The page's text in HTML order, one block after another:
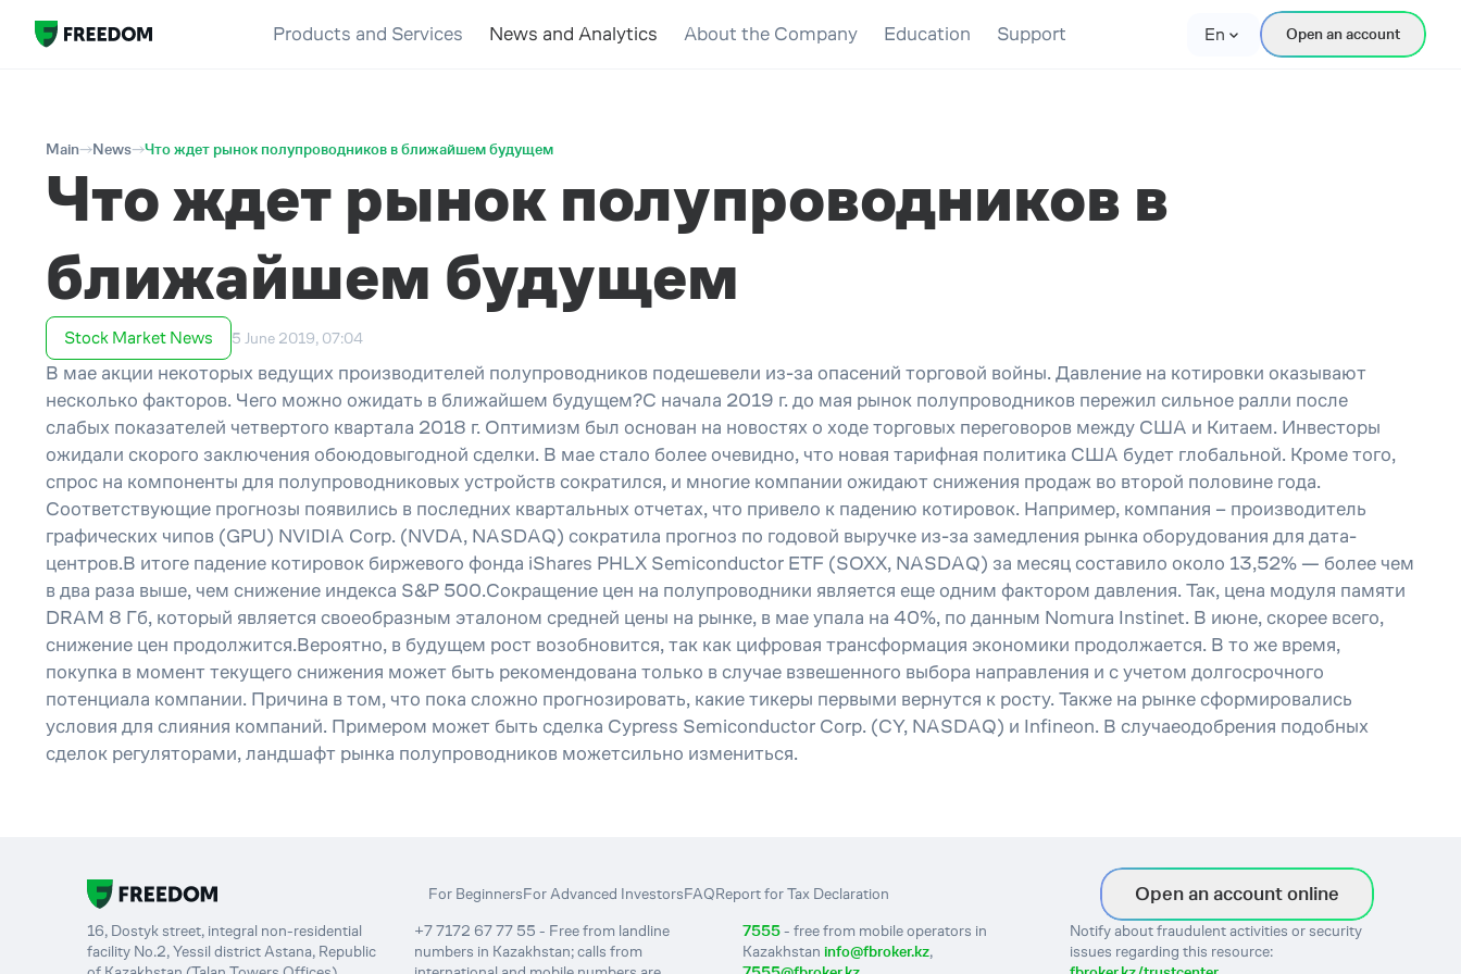
Products and Services News and Analytics About the Company Education Support En Open an account
Main News Что ждет рынок полупроводников в ближайшем будущем
Что ждет рынок полупроводников в
ближайшем будущем
Stock Market News 5 June 2019, 07:04
В мае акции некоторых ведущих производителей полупроводников подешевели из-за опасений торговой войны. Давление на котировки оказывают
несколько факторов. Чего можно ожидать в ближайшем будущем?С начала 2019 г. до мая рынок полупроводников пережил сильное ралли после
слабых показателей четвертого квартала 2018 г. Оптимизм был основан на новостях о ходе торговых переговоров между США и Китаем. Инвесторы
ожидали скорого заключения обоюдовыгодной сделки. В мае стало более очевидно, что новая тарифная политика США будет глобальной. Кроме того,
спрос на компоненты для полупроводниковых устройств сократился, и многие компании ожидают снижения продаж во второй половине года.
Соответствующие прогнозы появились в последних квартальных отчетах, что привело к падению котировок. Например, компания – производитель
графических чипов (GPU) NVIDIA Corp. (NVDA, NASDAQ) сократила прогноз по годовой выручке из-за замедления рынка оборудования для дата-
центров.В итоге падение котировок биржевого фонда iShares PHLX Semiconductor ETF (SOXX, NASDAQ) за месяц составило около 13,52% — более чем
в два раза выше, чем снижение индекса S&P 500.Сокращение цен на полупроводники является еще одним фактором давления. Так, цена модуля памяти
DRAM 8 Гб, который является своеобразным эталоном средней цены на рынке, в мае упала на 40%, по данным Nomura Instinet. В июне, скорее всего,
снижение цен продолжится.Вероятно, в будущем рост возобновится, так как цифровая трансформация экономики продолжается. В то же время,
покупка в момент текущего снижения может быть рекомендована только в случае взвешенного выбора направления и с учетом долгосрочного
потенциала компании. Причина в том, что пока сложно прогнозировать, какие тикеры первыми вернутся к росту. Также на рынке сформировались
условия для слияния компаний. Примером может быть сделка Cypress Semiconductor Corp. (CY, NASDAQ) и Infineon. В случаеодобрения подобных
сделок регуляторами, ландшафт рынка полупроводников можетсильно измениться.
For BeginnersFor Advanced InvestorsFAQReport for Tax Declaration Open an account online
16, Dostyk street, integral non-residential
facility No.2, Yessil district Astana, Republic
+7 7172 67 77 55 - Free from landline
numbers in Kazakhstan; calls from
7555- free from mobile operators in
Kazakhstan info@fbroker.kz,
Notify about fraudulent activities or security
issues regarding this resource: